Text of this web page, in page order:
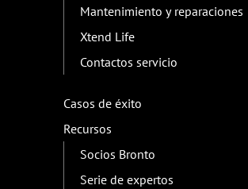
Mantenimiento y reparaciones
Xtend Life
Contactos servicio
Casos de éxito
Recursos
Socios Bronto
Serie de expertos